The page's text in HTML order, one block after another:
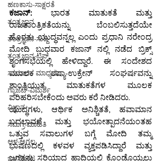
ಹಣಕಾಸು-ಸಾಕ್ಷರತೆ
ತಂತ್ರಜ್ಞಾನ
ತಂತ್ರಜ್ಞಾನ-ಸುದ್ದಿ
ತಂತ್ರಜ್ಞಾನ-ಟಿಪ್ಸ್
ಸಾಮಾಜಿಕ ಮಾಧ್ಯಮ
ಗ್ಯಾಜೆಟ್-ವಿಮರ್ಶೆ
ವಿಜ್ಞಾನ
ಸಮಗ್ರ-ಮಾಹಿತಿ
ಆಳ-ಅಗಲ
ಒಳನೋಟ
ಕಜಾನ್: ಭಾರತ ಮಾತುಕತೆ ಮತ್ತು
ರಾಜತಾಂತ್ರಿಕತೆಯನ್ನು ಬೆಂಬಲಿಸುತ್ತದೆಯೇ
ಹೊರತು ಯುದ್ಧವನ್ನಲ್ಲ ಎಂದು ಪ್ರಧಾನಿ ನರೇಂದ್ರ
ಮೋದಿ ಬುಧವಾರ ಕಜಾನ್ ನಲ್ಲಿ ನಡೆದ ಬ್ರಿಕ್ಸ್
ಶೃಂಗಸಭೆಯಲ್ಲಿ ಹೇಳಿದ್ದಾರೆ. ಈ ಸಂದೇಶದ
ಮೂಲಕ ರಷ್ಯಾ-ಉಕ್ರೇನ್ ಸಂಘರ್ಷವನ್ನು
ಶಾಂತಿಯುತ ಮಾತುಕತೆಗಳ ಮೂಲಕ
ಪರಿಹರಿಸಬೇಕೆಂದು ಅವರು ಕರೆ ನೀಡಿದರು.
ಯುದ್ಧಗಳು, ಆರ್ಥಿಕ ಅನಿಶ್ಚಿತತೆ, ಹವಾಮಾನ
ಬದಲಾವಣೆ ಮತ್ತು ಭಯೋತ್ಪಾದನೆಯಂತಹ
ಒತ್ತುವ ಸವಾಲುಗಳ ಬಗ್ಗೆ ಮೋದಿ ತಮ್ಮ
ಭಾಷಣದಲ್ಲಿ ಕಳವಳ ವ್ಯಕ್ತಪಡಿಸಿದ್ದಾರೆ ಮತ್ತು
ಜಗತ್ತನ್ನು ಸರಿಯಾದ ಹಾದಿಯಲ್ಲಿ ಕೊಂಡೊಯ್ಯಲು